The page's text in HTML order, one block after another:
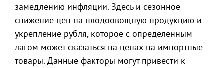
замедлению инфляции. Здесь и сезонное
снижение цен на плодоовощную продукцию и
укрепление рубля, которое с определенным
лагом может сказаться на ценах на импортные
товары. Данные факторы могут привести к